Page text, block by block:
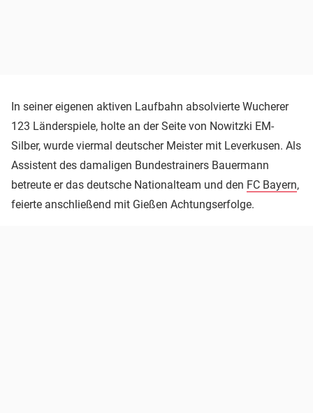
In seiner eigenen aktiven Laufbahn absolvierte Wucherer
123 Länderspiele, holte an der Seite von Nowitzki EM-
Silber, wurde viermal deutscher Meister mit Leverkusen. Als
Assistent des damaligen Bundestrainers Bauermann
betreute er das deutsche Nationalteam und den FC Bayern,
feierte anschließend mit Gießen Achtungserfolge.